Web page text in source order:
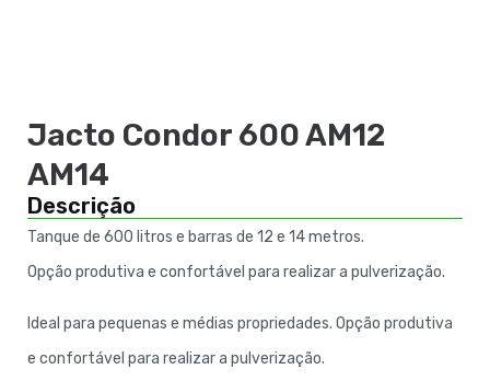
Jacto Condor 600 AM12
AM14
Descrição
Tanque de 600 litros e barras de 12 e 14 metros.
Opção produtiva e confortável para realizar a pulverização.
Ideal para pequenas e médias propriedades. Opção produtiva
e confortável para realizar a pulverização.